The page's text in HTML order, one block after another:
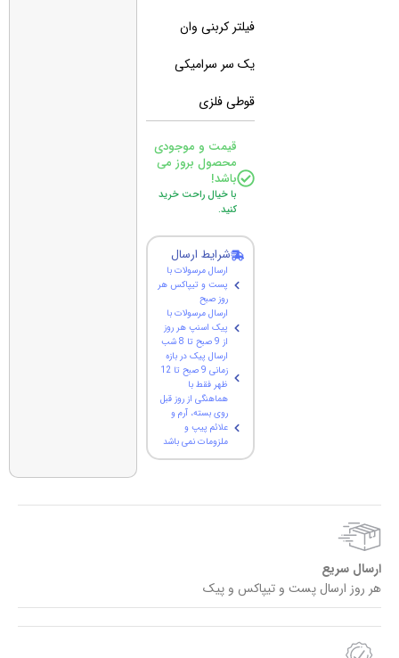
فیلتر کربنی وان
یک سر سرامیکی
قوطی فلزی
قیمت و موجودی
محصول بروز می
باشد!
با خیال راحت خرید
کنید.
شرایط ارسال
ارسال مرسولات با
پست و تیپاکس هر
روز صبح
ارسال مرسولات با
پیک اسنپ هر روز
از 9 صبح تا 8 شب
ارسال پیک در بازه
زمانی 9 صبح تا 12
ظهر فقط با
هماهنگی از روز قبل
روی بسته، آرم و
علائم پیپ و
ملزومات نمی باشد
ارسال سریع
هر روز ارسال پست و تیپاکس و پیک